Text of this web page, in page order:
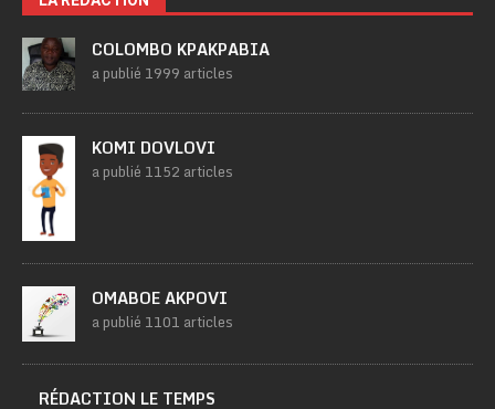
COLOMBO KPAKPABIA
a publié 1999 articles
KOMI DOVLOVI
a publié 1152 articles
OMABOE AKPOVI
a publié 1101 articles
RÉDACTION LE TEMPS